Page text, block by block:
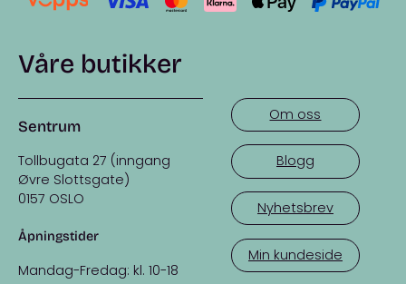
Våre butikker
Sentrum
Tollbugata 27 (inngang
Øvre Slottsgate)
0157 OSLO
Åpningstider
Mandag-Fredag: kl. 10-18
Om oss
Blogg
Nyhetsbrev
Min kundeside